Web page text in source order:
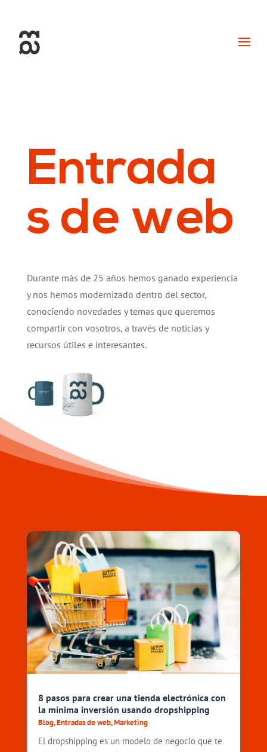
Entrada
s de web
Durante más de 25 años hemos ganado experiencia
y nos hemos modernizado dentro del sector,
conociendo novedades y temas que queremos
compartir con vosotros, a través de noticias y
recursos útiles e interesantes.
8 pasos para crear una tienda electrónica con
la mínima inversión usando dropshipping
Blog,Entradas de web,Marketing
El dropshipping es un modelo de negocio que te